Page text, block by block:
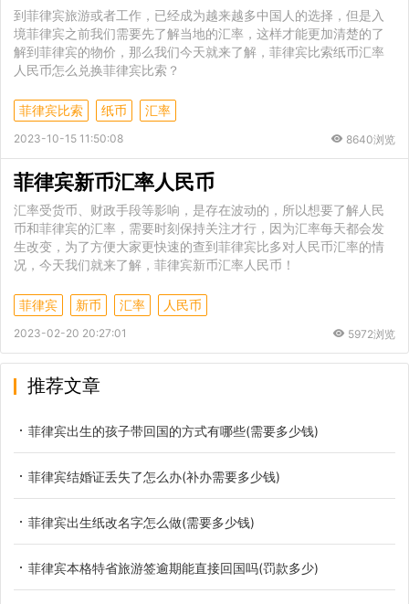
到菲律宾旅游或者工作，已经成为越来越多中国人的选择，但是入
境菲律宾之前我们需要先了解当地的汇率，这样才能更加清楚的了
解到菲律宾的物价，那么我们今天就来了解，菲律宾比索纸币汇率
人民币怎么兑换菲律宾比索？
菲律宾比索 纸币 汇率
2023-10-15 11:50:08 8640浏览
菲律宾新币汇率人民币
汇率受货币、财政手段等影响，是存在波动的，所以想要了解人民
币和菲律宾的汇率，需要时刻保持关注才行，因为汇率每天都会发
生改变，为了方便大家更快速的查到菲律宾比多对人民币汇率的情
况，今天我们就来了解，菲律宾新币汇率人民币！
菲律宾 新币 汇率 人民币
2023-02-20 20:27:01 5972浏览
推荐文章
菲律宾出生的孩子带回国的方式有哪些(需要多少钱)
菲律宾结婚证丢失了怎么办(补办需要多少钱)
菲律宾出生纸改名字怎么做(需要多少钱)
菲律宾本格特省旅游签逾期能直接回国吗(罚款多少)